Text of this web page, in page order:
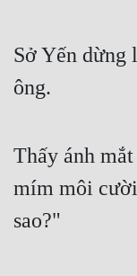
Sở Yến dừng
ông.
Thấy ánh
mím môi
sao?"